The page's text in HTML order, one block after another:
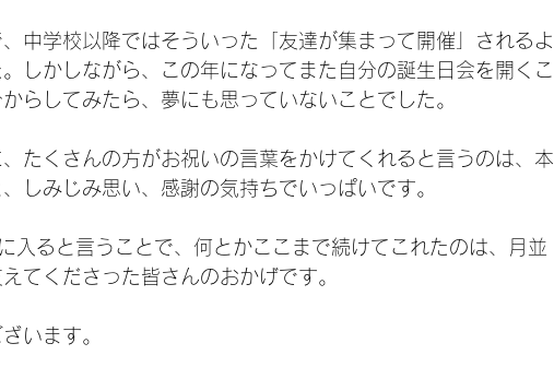
中学校以降ではそういった「友達が集まって開催」されるよ
しかしながら、この年になってまた自分の誕生日会を開くこ
らしてみたら、夢にも思っていないことでした。
たくさんの方がお祝いの言葉をかけてくれると言うのは、本
しみじみ思い、感謝の気持ちでいっぱいです。
入ると言うことで、何とかここまで続けてこれたのは、月並
てくださった皆さんのおかげです。
います。